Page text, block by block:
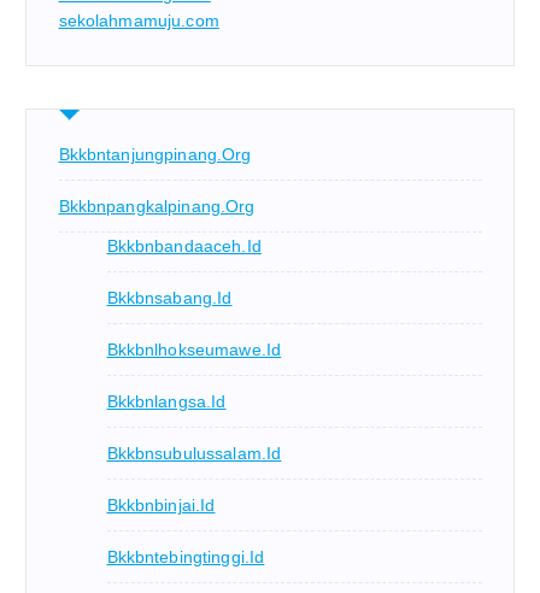
sekolahmamuju.com
Bkkbntanjungpinang.org
Bkkbnpangkalpinang.org
Bkkbnbandaaceh.id
Bkkbnsabang.id
Bkkbnlhokseumawe.id
Bkkbnlangsa.id
Bkkbnsubulussalam.id
Bkkbnbinjai.id
Bkkbntebingtinggi.id